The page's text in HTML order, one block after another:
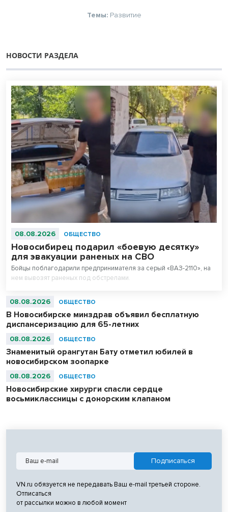
Темы: Развитие
НОВОСТИ РАЗДЕЛА
08.08.2026 ОБЩЕСТВО
Новосибирец подарил «боевую десятку»
для эвакуации раненых на СВО
Бойцы поблагодарили предпринимателя за серый «ВАЗ-2110», на
нем вывозят раненых под обстрелами.
08.08.2026 ОБЩЕСТВО
В Новосибирске минздрав объявил бесплатную
диспансеризацию для 65-летних
08.08.2026 ОБЩЕСТВО
Знаменитый орангутан Бату отметил юбилей в
новосибирском зоопарке
08.08.2026 ОБЩЕСТВО
Новосибирские хирурги спасли сердце
восьмиклассницы с донорским клапаном
VN.ru обязуется не передавать Ваш e-mail третьей стороне.
Отписаться
от рассылки можно в любой момент